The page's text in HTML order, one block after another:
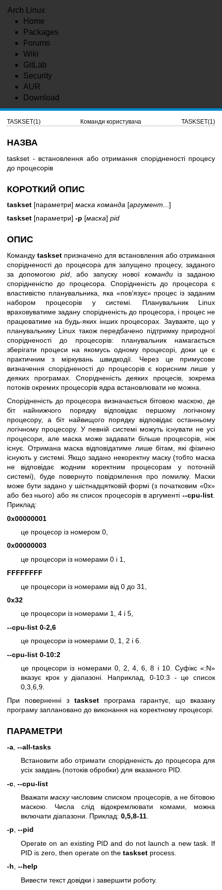
Arch Linux
Home
Packages
Forums
Wiki
GitLab
Security
AUR
Download
TASKSET(1) Команди користувача TASKSET(1)
НАЗВА
taskset - встановлення або отримання спорідненості процесу
до процесорів
КОРОТКИЙ ОПИС
taskset [параметри] маска команда [аргумент ...]
taskset [параметри] -p [маска] pid
ОПИС
Командуtaskset призначено для встановлення або отримання
спорідненості до процесора для запущено процесу, заданого
за допомогою pid, або запуску нової командиіз заданою
спорідненістю до процесора. Спорідненість до процесора є
властивістю планувальника, яка «пов’язує» процес із заданим
набором процесорів у системі. Планувальник Linux
враховуватиме задану спорідненість до процесора, і процес не
працюватиме на будь-яких інших процесорах. Зауважте, що у
планувальнику Linux також передбачено підтримку природної
спорідненості до процесорів: планувальник намагається
зберігати процеси на якомусь одному процесорі, доки це є
практичним з міркувань швидкодії. Через це примусове
визначення спорідненості до процесорів є корисним лише у
деяких програмах. Спорідненість деяких процесів, зокрема
потоків окремих процесорів ядра встановлювати не можна.
Спорідненість до процесора визначається бітовою маскою, де
біт найнижчого порядку відповідає першому логічному
процесору, а біт найвищого порядку відповідає останньому
логічному процесору. У певній системі можуть існувати не усі
процесори, але маска може задавати більше процесорів, ніж
існує. Отримана маска відповідатиме лише бітам, які фізично
існують у системі. Якщо задано некоректну маску (тобто маска
не відповідає жодним коректним процесорам у поточній
системі), буде повернуто повідомлення про помилку. Маски
може бути задано у шістнадцятковій формі (з початковим «0x»
або без нього) або як список процесорів в аргументі --cpu-list.
Приклад:
0x00000001
це процесор із номером 0,
0x00000003
це процесори із номерами 0 і 1,
FFFFFFFF
це процесори із номерами від 0 до 31,
0x32
це процесори із номерами 1, 4 і 5,
--cpu-list 0-2,6
це процесори із номерами 0, 1, 2 і 6.
--cpu-list 0-10:2
це процесори із номерами 0, 2, 4, 6, 8 і 10. Суфікс «:N»
вказує крок у діапазоні. Наприклад, 0-10:3 - це список
0,3,6,9.
При поверненні з taskset програма гарантує, що вказану
програму заплановано до виконання на коректному процесорі.
ПАРАМЕТРИ
-a --all-tasks
Встановити або отримати спорідненість до процесора для
усіх завдань (потоків обробки) для вказаного PID.
-c --cpu-list
Вважатимаскучисловим списком процесорів, а не бітовою
маскою. Числа слід відокремлювати комами, можна
включати діапазони. Приклад: 0,5,8-11
-p, --pid
Operate on an existing PID and do not launch a new task. If
PID is zero, then operate on the taskset process.
-h, --help
Вивести текст довідки і завершити роботу.